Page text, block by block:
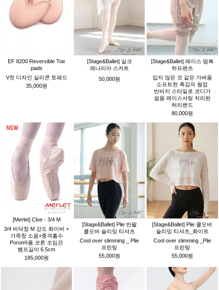
EF 8200 Reversible Toe
pads
V컷 디자인 실리콘 토패드
35,000원
[Stage&Ballet] 실크
레나리아 스커트
50,000원
[Stage&Ballet] 레이스 땀복
하프팬츠
입지 않은 것 같은 가벼움
소프트한 촉감의 웜업
반바지 스타일로 코디가
쉽움 레이스셔링 처리된
허리밴드
80,000원
[Merlet] Cloe - 3/4 M
3/4 바닥창 M 강도 화이버 +
가죽창 소음+충격흠수
Poron®폼 코튼 조임끈
뱀프길이 6.5cm
185,000원
[Stage&Ballet] Plie 반팔
쿨오버 슬리밍 티셔츠
Cool over slimming _ Plie
프린팅
55,000원
[Stage&Ballet] Plie 쿨오버
슬리밍 티셔츠_화이트
Cool over slimming _Plie
프린팅
55,000원